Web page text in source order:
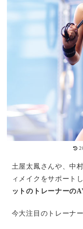
土屋太鳳さんや、中
ィメイクをサポート
ットのトレーナーの
今大注目のトレーナ